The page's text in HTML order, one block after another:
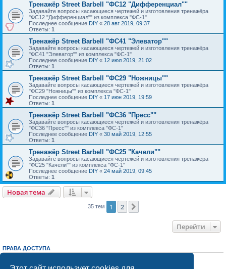
Тренажёр Street Barbell "ФС12 "Дифференциал""
Задавайте вопросы касающиеся чертежей и изготовления тренажёра
"ФС12 "Дифференциал"" из комплекса "ФС-1"
Последнее сообщение DIY « 28 авг 2019, 09:37
Ответы: 1
Тренажёр Street Barbell "ФС41 "Элеватор""
Задавайте вопросы касающиеся чертежей и изготовления тренажёра
"ФС41 "Элеватор"" из комплекса "ФС-1"
Последнее сообщение DIY « 12 июл 2019, 21:02
Ответы: 1
Тренажёр Street Barbell "ФС29 "Ножницы""
Задавайте вопросы касающиеся чертежей и изготовления тренажёра
"ФС29 "Ножницы"" из комплекса "ФС-1"
Последнее сообщение DIY « 17 июн 2019, 19:59
Ответы: 1
Тренажёр Street Barbell "ФС36 "Пресс""
Задавайте вопросы касающиеся чертежей и изготовления тренажёра
"ФС36 "Пресс"" из комплекса "ФС-1"
Последнее сообщение DIY « 30 май 2019, 12:55
Ответы: 1
Тренажёр Street Barbell "ФС25 "Качели""
Задавайте вопросы касающиеся чертежей и изготовления тренажёра
"ФС25 "Качели"" из комплекса "ФС-1"
Последнее сообщение DIY « 24 май 2019, 09:45
Ответы: 1
Новая тема
35 тем 1 2
Перейти
ПРАВА ДОСТУПА
Выне можетеотвечать на сообщения